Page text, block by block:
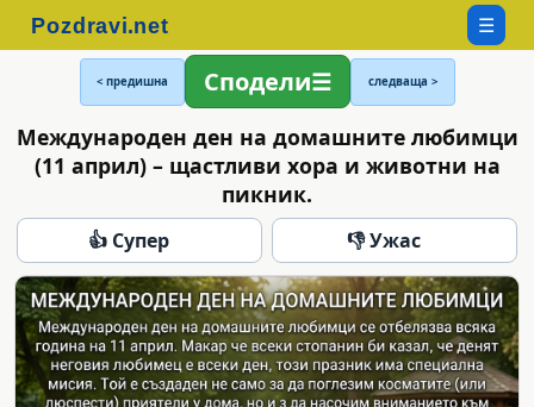
☰
< предишна Сподели следваща >
Международен ден на домашните любимци
(11 април) – щастливи хора и животни на
пикник.
👍 Супер 👎 Ужас